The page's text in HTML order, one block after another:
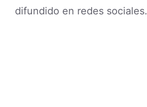
difundido en redes sociales.